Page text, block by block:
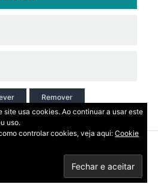
Remover
Alentejo, I.P.
site usa cookies. Ao continuar a usar este
uso.
controlar cookies, veja aqui:Cookie